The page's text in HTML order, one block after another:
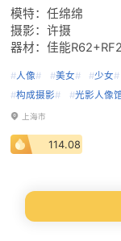
模特：任绵绵
摄影：许摄
器材：佳能
#人像# #美女# #少女#
#构成摄影# #光影人像
上海市
114.08